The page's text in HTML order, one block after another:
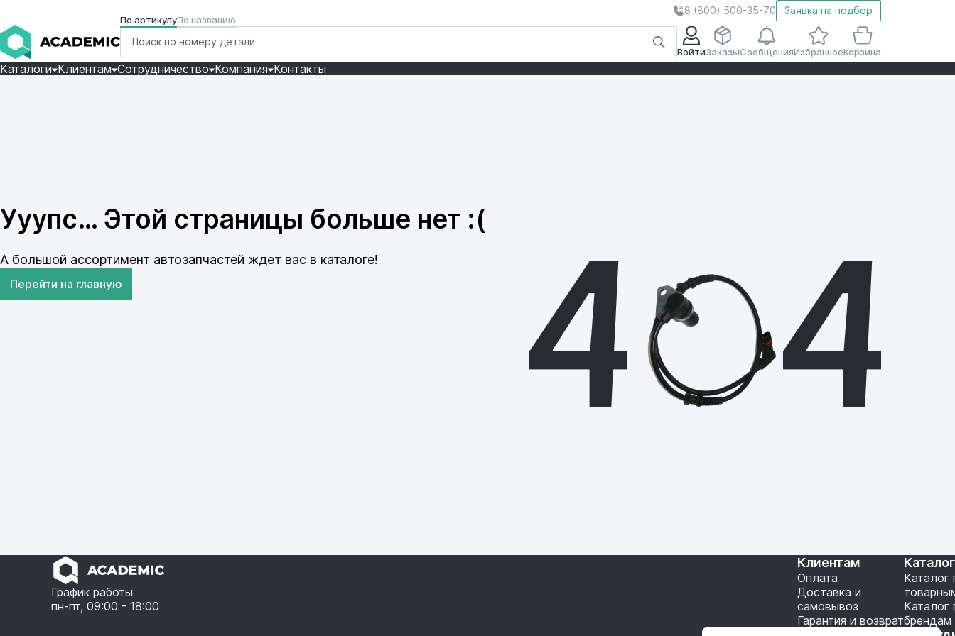
8 (800) 500-35-70 Заявка на подбор
По артикулуПо названию
ВойтиЗаказыСообщенияИзбранноеКорзина
Каталоги Клиентам Сотрудничество Компания Контакты
Ууупс… Этой страницы больше нет :(
А большой ассортимент автозапчастей ждет вас в каталоге!
Перейти на главную
График работы
пн-пт, 09:00 - 18:00
Клиентам
Оплата
Доставка и
самовывоз
Гарантия и возврат
Каталог
Каталог
брендам